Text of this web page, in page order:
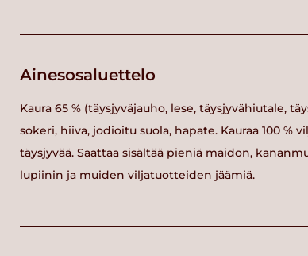
Ainesosaluettelo
Kaura 65 % (täysjyväjauho, lese, täysjyvähiutale,
sokeri, hiiva, jodioitu suola, hapate. Kauraa 100 %
täysjyvää. Saattaa sisältää pieniä maidon,
lupiinin ja muiden viljatuotteiden jäämiä.